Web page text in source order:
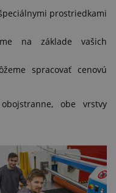
prostriedkami
na základe vašich
spracovať cenovú
obe vrstvy